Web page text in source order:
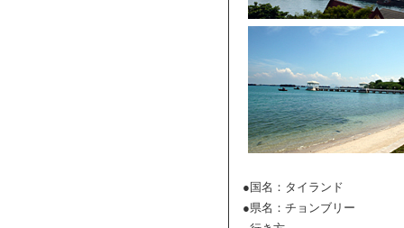
●国名：タイランド
●県名：チョンブリー